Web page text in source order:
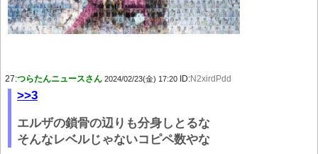
27:つらたんニュースさん 2024/02/23(金) 17:20 ID:N2xirdPdd
>>3
エルザの鎖骨の辺りも分身しとるな
そんなレベルじゃないコピペ数やな